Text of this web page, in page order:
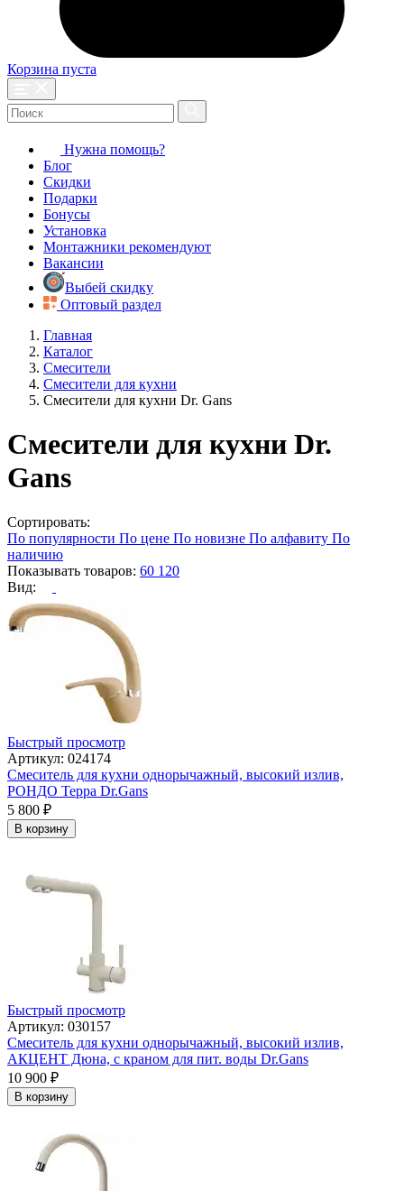
Корзина пуста
Нужна помощь?
Блог
Скидки
Подарки
Бонусы
Установка
Монтажники рекомендуют
Вакансии
Выбей скидку
Оптовый раздел
Главная
Каталог
Смесители
Смесители для кухни
Смесители для кухни Dr. Gans
Смесители для кухни Dr.
Gans
Сортировать:
По популярности По цене По новизне По алфавиту По
наличию
Показывать товаров: 60 120
Вид:
Быстрый просмотр
Артикул: 024174
Смеситель для кухни однорычажный, высокий излив,
РОНДО Терра Dr.Gans
5 800 ₽
В корзину
Быстрый просмотр
Артикул: 030157
Смеситель для кухни однорычажный, высокий излив,
АКЦЕНТ Дюна, с краном для пит. воды Dr.Gans
10 900 ₽
В корзину